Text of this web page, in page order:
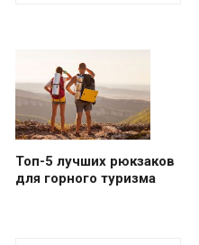
Топ-5 лучших рюкзаков
для горного туризма